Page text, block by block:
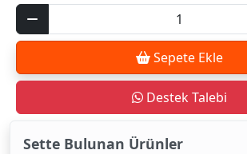
Sepete Ekle
Destek Talebi
Sette Bulunan Ürünler